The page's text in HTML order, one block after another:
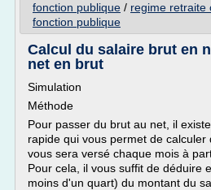
fonction publique / regime retraite
fonction publique
Calcul du salaire brut en
net en brut
Simulation
Méthode
Pour passer du brut au net, il
rapide qui vous permet de
vous sera versé chaque mois à
Pour cela, il vous suffit de déduire
moins d'un quart) du montant du